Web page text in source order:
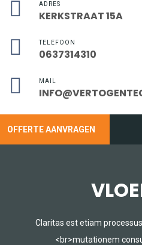
ADRES
KERKSTRAAT 15A
TELEFOON
0637314310
MAIL
OFFERTE AANVRAGEN
Claritas est etiam
<br>mutationem